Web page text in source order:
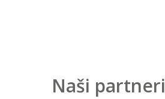
Naši partneri